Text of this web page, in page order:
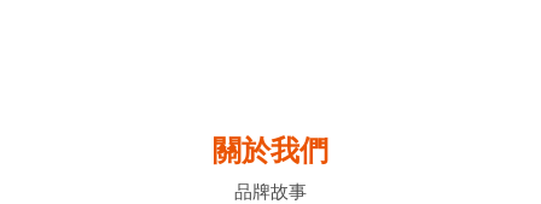
關於我們
品牌故事